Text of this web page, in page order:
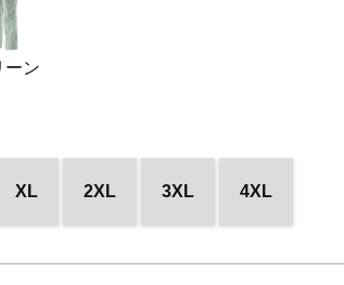
ーン
XL 2XL 3XL 4XL